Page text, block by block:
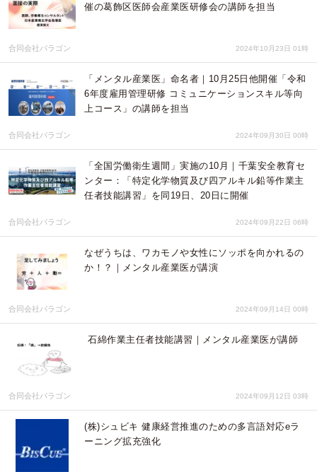
催の葛飾区医師会産業医研修会の講師を担当
合同会社パラゴン 2024年10月23日 01時
「メンタル産業医」命名者｜10月25日他開催「令和
6年度雇用管理研修 コミュニケーションスキル等向
上コース」の講師を担当
合同会社パラゴン 2024年09月30日 00時
「全国労働衛生週間」実施の10月｜千葉安全教育セ
ンター：「特定化学物質及び四アルキル鉛等作業主
任者技能講習」を同19日、20日に開催
合同会社パラゴン 2024年09月22日 06時
なぜうちは、ワカモノや女性にソッポを向かれるの
か！？｜メンタル産業医が講演
合同会社パラゴン 2024年09月14日 00時
石綿作業主任者技能講習｜メンタル産業医が講師
合同会社パラゴン 2024年09月12日 03時
(株)シュビキ 健康経営推進のための多言語対応eラ
ーニング拡充強化